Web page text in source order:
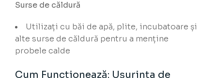
Surse de căldură
Utilizați cu băi de apă, plite, incubatoare și
alte surse de căldură pentru a menține
probele calde
Cum Funcționează: Ușurința de